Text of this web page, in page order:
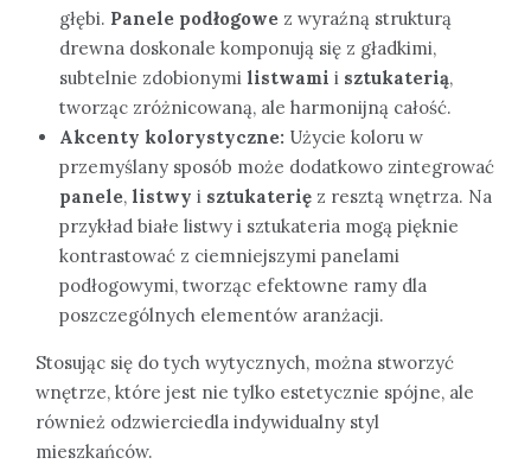
głębi. Panele podłogowe z wyraźną strukturą
drewna doskonale komponują się z gładkimi,
subtelnie zdobionymi listwami i sztukaterią,
tworząc zróżnicowaną, ale harmonijną całość.
Akcenty kolorystyczne: Użycie koloru w
przemyślany sposób może dodatkowo zintegrować
panele, listwy i sztukaterię z resztą wnętrza. Na
przykład białe listwy i sztukateria mogą pięknie
kontrastować z ciemniejszymi panelami
podłogowymi, tworząc efektowne ramy dla
poszczególnych elementów aranżacji.
Stosując się do tych wytycznych, można stworzyć
wnętrze, które jest nie tylko estetycznie spójne, ale
również odzwierciedla indywidualny styl
mieszkańców.